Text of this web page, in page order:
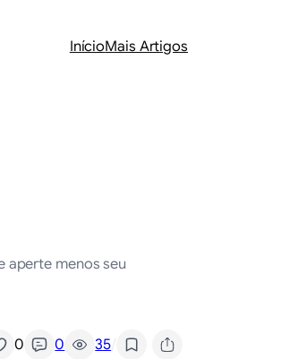
InícioMais Artigos
aperte menos seu
0 0 35/